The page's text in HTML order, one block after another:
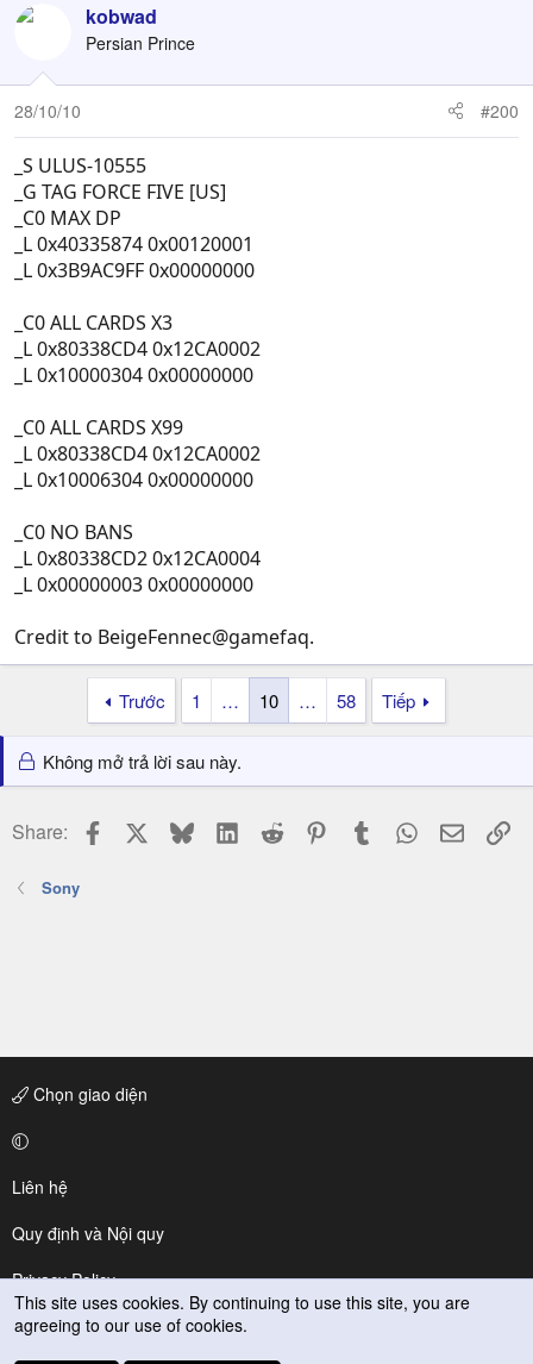
kobwad
Persian Prince
28/10/10 #200
_S ULUS-10555
_G TAG FORCE FIVE [US]
_C0 MAX DP
_L 0x40335874 0x00120001
_L 0x3B9AC9FF 0x00000000
_C0 ALL CARDS X3
_L 0x80338CD4 0x12CA0002
_L 0x10000304 0x00000000
_C0 ALL CARDS X99
_L 0x80338CD4 0x12CA0002
_L 0x10006304 0x00000000
_C0 NO BANS
_L 0x80338CD2 0x12CA0004
_L 0x00000003 0x00000000
Credit to BeigeFennec@gamefaq.
Trước 1 … 10 … 58 Tiếp
Không mở trả lời sau này.
Share: Facebook BlueskyLinkedIn
Reddit PinterestTumblr WhatsApp
Email
Sony
Chọn giao diện
Liên hệ
Quy định và Nội quy
Privacy Policy
Trợ giúp
This site uses cookies. By continuing to use this site, you are
agreeing to our use of cookies.